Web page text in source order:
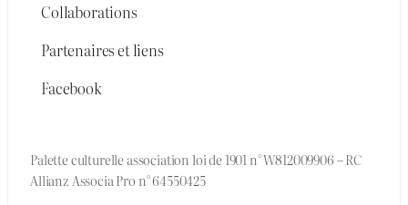
Collaborations
Partenaires et liens
Facebook
Palette culturelle association loi de 1901 n° W812009906 – RC
Allianz Associa Pro n° 64550425